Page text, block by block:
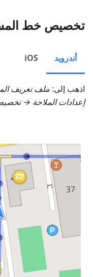
تخصيص خط
أندرويد iOS
اذهب إلى: ملف تعريف
إعدادات الملاحة →